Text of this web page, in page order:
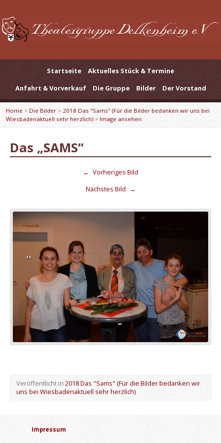
Startseite
Aktuelles Stück & Termine
Anfahrt & Vorverkauf
Die Gruppe Bilder Der Vorstand
Home > Die Bilder> 2018 Das "Sams" (Für die Bilder bedanken wir uns bei
Wiesbadenaktuell sehr herzlich)> Image ansehen
Das „SAMS“
← Vorheriges Bild
Nächstes Bild →
Veröffentlicht in2018 Das "Sams" (Für die Bilder bedanken wir
uns bei Wiesbadenaktuell sehr herzlich)
Impressum